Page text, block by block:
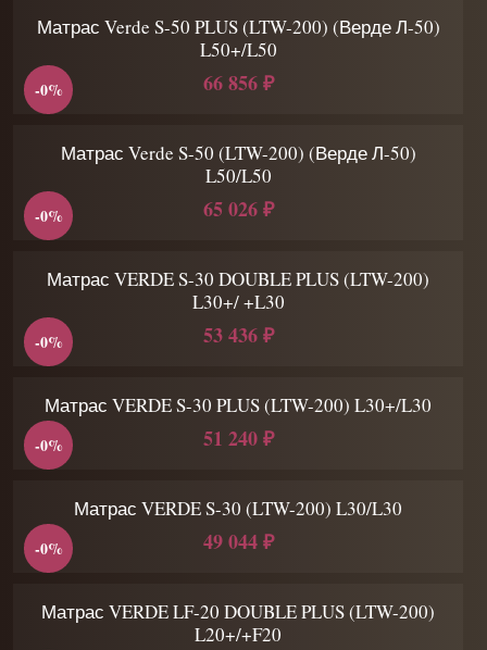
Матрас Verde S-50 PLUS (LTW-200) (Верде Л-50)
L50+/L50
66 856 ₽
-0%
Матрас Verde S-50 (LTW-200) (Верде Л-50)
L50/L50
65 026 ₽
-0%
Матрас VERDE S-30 DOUBLE PLUS (LTW-200)
L30+/ +L30
53 436 ₽
-0%
Матрас VERDE S-30 PLUS (LTW-200) L30+/L30
51 240 ₽
-0%
Матрас VERDE S-30 (LTW-200) L30/L30
49 044 ₽
-0%
Матрас VERDE LF-20 DOUBLE PLUS (LTW-200)
L20+/+F20